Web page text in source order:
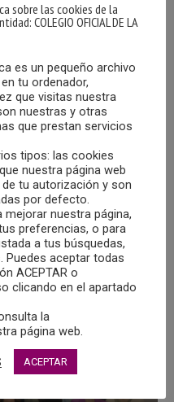
GUARDIA (TOLEDO)
La Guardia (Toledo),
a Psicólogo/a.
sobre las cookies de la
COLEGIO OFICIAL DE LA
es un pequeño archivo
tu ordenador,
que visitas nuestra
nuestras y otras
que prestan servicios
tipos: las cookies
nuestra página web
tu autorización y son
por defecto.
nuestra página,
preferencias, o para
a tus búsquedas,
Puedes aceptar todas
ACEPTAR o
clicando en el apartado
la
página web.
ACEPTAR